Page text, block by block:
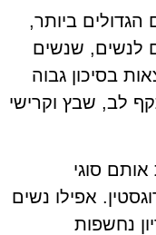
הגדולים ביותר,
לנשים, שנשים
בסיכון גבוה
לב, שבץ וקרישי
אותם סוגי
אפילו נשים
נחשפות